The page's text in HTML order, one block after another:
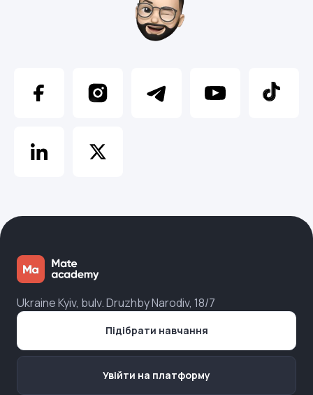
Ukraine Kyiv, bulv. Druzhby Narodiv, 18/7
Підібрати навчання
Увійти на платформу